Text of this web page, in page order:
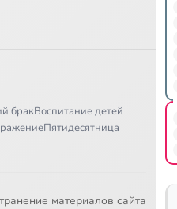
бракВоспитание детей
Пятидесятница
материалов сайта